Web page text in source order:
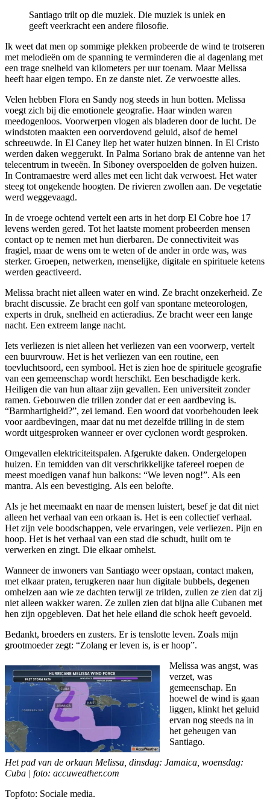
Santiago trilt op die muziek. Die muziek is uniek en
geeft veerkracht een andere filosofie.
Ik weet dat men op sommige plekken probeerde de wind te trotseren
met melodieën om de spanning te verminderen die al dagenlang met
een trage snelheid van kilometers per uur toenam. Maar Melissa
heeft haar eigen tempo. En ze danste niet. Ze verwoestte alles.
Velen hebben Flora en Sandy nog steeds in hun botten. Melissa
voegt zich bij die emotionele geografie. Haar winden waren
meedogenloos. Voorwerpen vlogen als bladeren door de lucht. De
windstoten maakten een oorverdovend geluid, alsof de hemel
schreeuwde. In El Caney liep het water huizen binnen. In El Cristo
werden daken weggerukt. In Palma Soriano brak de antenne van het
telecentrum in tweeën. In Siboney overspoelden de golven huizen.
In Contramaestre werd alles met een licht dak verwoest. Het water
steeg tot ongekende hoogten. De rivieren zwollen aan. De vegetatie
werd weggevaagd.
In de vroege ochtend vertelt een arts in het dorp El Cobre hoe 17
levens werden gered. Tot het laatste moment probeerden mensen
contact op te nemen met hun dierbaren. De connectiviteit was
fragiel, maar de wens om te weten of de ander in orde was, was
sterker. Groepen, netwerken, menselijke, digitale en spirituele ketens
werden geactiveerd.
Melissa bracht niet alleen water en wind. Ze bracht onzekerheid. Ze
bracht discussie. Ze bracht een golf van spontane meteorologen,
experts in druk, snelheid en actieradius. Ze bracht weer een lange
nacht. Een extreem lange nacht.
Iets verliezen is niet alleen het verliezen van een voorwerp, vertelt
een buurvrouw. Het is het verliezen van een routine, een
toevluchtsoord, een symbool. Het is zien hoe de spirituele geografie
van een gemeenschap wordt herschikt. Een beschadigde kerk.
Heiligen die van hun altaar zijn gevallen. Een universiteit zonder
ramen. Gebouwen die trillen zonder dat er een aardbeving is.
“Barmhartigheid?”, zei iemand. Een woord dat voorbehouden leek
voor aardbevingen, maar dat nu met dezelfde trilling in de stem
wordt uitgesproken wanneer er over cyclonen wordt gesproken.
Omgevallen elektriciteitspalen. Afgerukte daken. Ondergelopen
huizen. En temidden van dit verschrikkelijke tafereel roepen de
meest moedigen vanaf hun balkons: “We leven nog!”. Als een
mantra. Als een bevestiging. Als een belofte.
Als je het meemaakt en naar de mensen luistert, besef je dat dit niet
alleen het verhaal van een orkaan is. Het is een collectief verhaal.
Het zijn vele boodschappen, vele ervaringen, vele verliezen. Pijn en
hoop. Het is het verhaal van een stad die schudt, huilt om te
verwerken en zingt. Die elkaar omhelst.
Wanneer de inwoners van Santiago weer opstaan, contact maken,
met elkaar praten, terugkeren naar hun digitale bubbels, degenen
omhelzen aan wie ze dachten terwijl ze trilden, zullen ze zien dat zij
niet alleen wakker waren. Ze zullen zien dat bijna alle Cubanen met
hen zijn opgebleven. Dat het hele eiland die schok heeft gevoeld.
Bedankt, broeders en zusters. Er is tenslotte leven. Zoals mijn
grootmoeder zegt: “Zolang er leven is, is er hoop”.
Melissa was angst, was
verzet, was
gemeenschap. En
hoewel de wind is gaan
liggen, klinkt het geluid
ervan nog steeds na in
het geheugen van
Santiago.
Het pad van de orkaan Melissa, dinsdag: Jamaica, woensdag:
Cuba | foto: accuweather.com
Topfoto: Sociale media.